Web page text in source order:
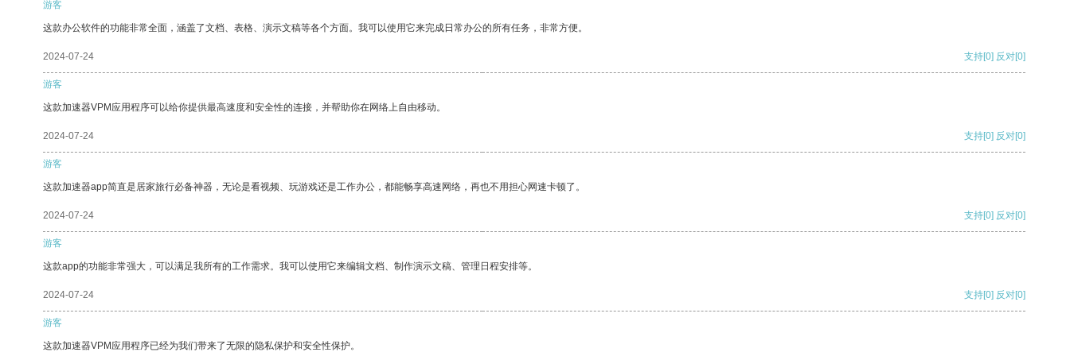
游客
这款办公软件的功能非常全面，涵盖了文档、表格、演示文稿等各个方面。我可以使用它来完成日常办公的所有任务，非常方便。
2024-07-24 支持[0] 反对[0]
游客
这款加速器VPM应用程序可以给你提供最高速度和安全性的连接，并帮助你在网络上自由移动。
2024-07-24 支持[0] 反对[0]
游客
这款加速器app简直是居家旅行必备神器，无论是看视频、玩游戏还是工作办公，都能畅享高速网络，再也不用担心网速卡顿了。
2024-07-24 支持[0] 反对[0]
游客
这款app的功能非常强大，可以满足我所有的工作需求。我可以使用它来编辑文档、制作演示文稿、管理日程安排等。
2024-07-24 支持[0] 反对[0]
游客
这款加速器VPM应用程序已经为我们带来了无限的隐私保护和安全性保护。